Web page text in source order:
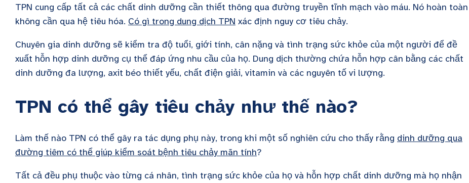
TPN cung cấp tất cả các chất dinh dưỡng cần thiết thông qua đường truyền tĩnh mạch vào máu. Nó hoàn toàn
không cần qua hệ tiêu hóa. Có gì trong dung dịch TPN xác định nguy cơ tiêu chảy.
Chuyên gia dinh dưỡng sẽ kiểm tra độ tuổi, giới tính, cân nặng và tình trạng sức khỏe của một người để đề
xuất hỗn hợp dinh dưỡng cụ thể đáp ứng nhu cầu của họ. Dung dịch thường chứa hỗn hợp cân bằng các chất
dinh dưỡng đa lượng, axit béo thiết yếu, chất điện giải, vitamin và các nguyên tố vi lượng.
TPN có thể gây tiêu chảy như thế nào?
Làm thế nào TPN có thể gây ra tác dụng phụ này, trong khi một số nghiên cứu cho thấy rằng dinh dưỡng qua
đường tiêm có thể giúp kiểm soát bệnh tiêu chảy mãn tính?
Tất cả đều phụ thuộc vào từng cá nhân, tình trạng sức khỏe của họ và hỗn hợp chất dinh dưỡng mà họ nhận